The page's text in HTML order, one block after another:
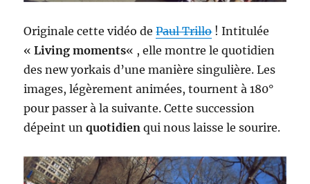
Originale cette vidéo dePaul Trillo! Intitulée
«Living moments« , elle montre le quotidien
des new yorkais d’une manière singulière. Les
images, légèrement animées, tournent à 180°
pour passer à la suivante. Cette succession
dépeint unquotidien qui nous laisse le sourire.